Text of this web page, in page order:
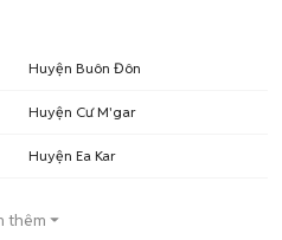
Huyện Buôn Đôn
Huyện Cư M'gar
Huyện Ea Kar
thêm